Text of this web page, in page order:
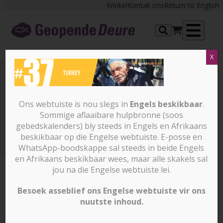
content
WinkelKontak onsReturn to English
Kan jy hierdie 10 lande volgens hul toeriste-attraksies
identifiseer?
37 – Turkey
Ons webtuiste is nou slegs in Engels beskikbaar.
Sommige aflaaibare hulpbronne (soos
gebedskalenders) bly steeds in Engels en Afrikaans
beskikbaar op die Engelse webtuiste. E-posse en
WhatsApp-boodskappe sal steeds in beide Engels
en Afrikaans beskikbaar wees, maar alle skakels sal
jou na die Engelse webtuiste lei.
Besoek asseblief ons Engelse webtuiste vir ons
nuutste inhoud.
X